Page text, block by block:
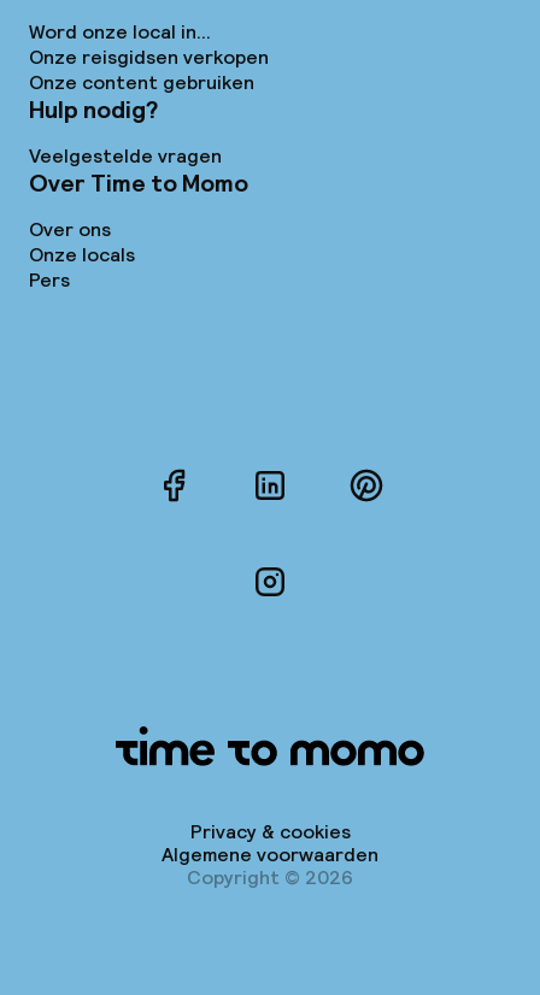
Word onze local in...
Onze reisgidsen verkopen
Onze content gebruiken
Hulp nodig?
Veelgestelde vragen
Over Time to Momo
Over ons
Onze locals
Pers
FacebookLinkedInPinterest
Instagram
Privacy & cookies
Algemene voorwaarden
Copyright © 2026